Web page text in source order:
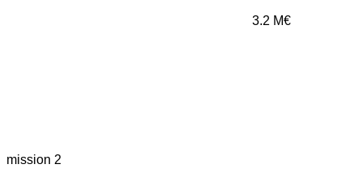
3.2 M€
mission 2